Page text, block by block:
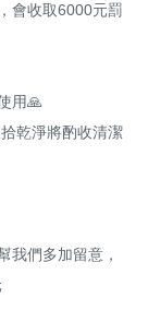
會收取6000元罰
用🙏
乾淨將酌收清潔
我們多加留意，